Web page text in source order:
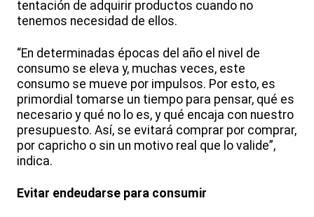
tentación de adquirir productos cuando no
tenemos necesidad de ellos.
“En determinadas épocas del año el nivel de
consumo se eleva y, muchas veces, este
consumo se mueve por impulsos. Por esto, es
primordial tomarse un tiempo para pensar, qué es
necesario y qué no lo es, y qué encaja con nuestro
presupuesto. Así, se evitará comprar por comprar,
por capricho o sin un motivo real que lo valide”,
indica.
Evitar endeudarse para consumir